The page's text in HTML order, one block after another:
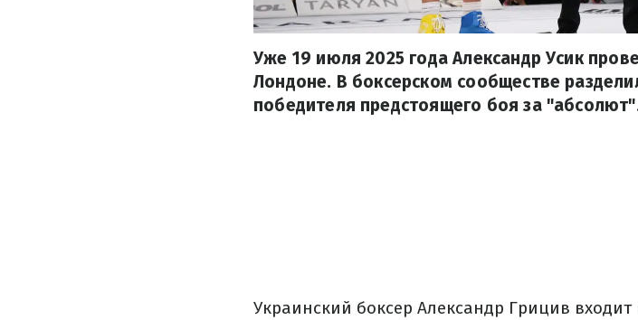
Уже 19 июля 2025 года Александр Усик
Лондоне. В боксерском сообществе
победителя предстоящего боя за
Украинский боксер Александр Грицив